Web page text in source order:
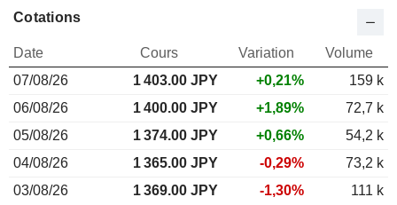
Cotations
Date Cours Variation
Volume
07/08/26
1 403.00 JPY +0,21%
159 k
06/08/26
1 400.00 JPY +1,89%
72,7 k
05/08/26
1 374.00 JPY +0,66%
54,2 k
04/08/26
1 365.00 JPY -0,29%
73,2 k
03/08/26
1 369.00 JPY -1,30% 111 k